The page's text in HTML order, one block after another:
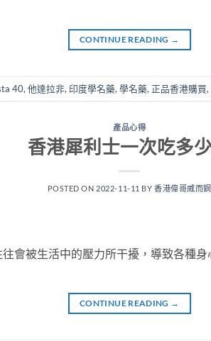
CONTINUE READING →
40, 他達拉非, 印度學名藥, 學名藥, 正品香港購買,
產品心得
香港犀利士一次吃多
POSTED ON 2022-11-11 BY香港偉哥威而鋼
會被生活中的壓力所干擾，導致各種
CONTINUE READING →